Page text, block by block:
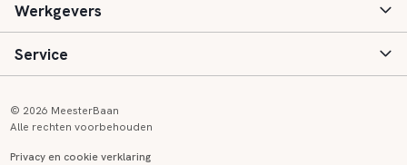
Speciaal (basis) onderwijs
Voortgezet onderwijs
Aanmelden
Vacatures
Werkgevers
Inloggen
Service
© 2026 MeesterBaan
Alle rechten voorbehouden
Privacy en cookie verklaring